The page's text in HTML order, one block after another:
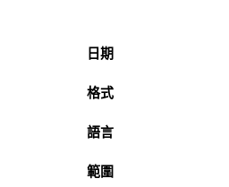
日期
格式
語言
範圍